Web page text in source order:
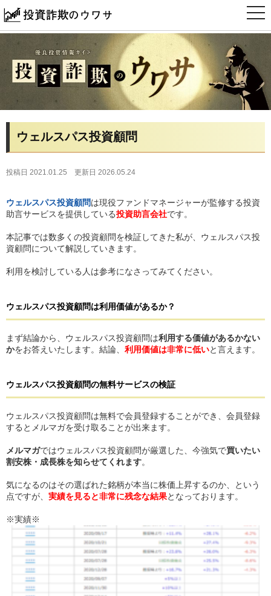
t
o
g
a
i
a
ウェルスパス投資顧問
投稿日 2021.01.25 更新日 2026.05.24
ウェルスパス投資顧問は現役ファンドマネージャーが監修する投資
助言サービスを提供している投資助言会社です。
本記事では数多くの投資顧問を検証してきた私が、ウェルスパス投
資顧問について解説していきます。
利用を検討している人は参考になさってみてください。
ウェルスパス投資顧問は利用価値があるか？
まず結論から、ウェルスパス投資顧問は利用する価値があるかない
かをお答えいたします。結論、 利用価値は非常に低いと言えます。
ウェルスパス投資顧問の無料サービスの検証
ウェルスパス投資顧問は無料で会員登録することができ、会員登録
するとメルマガを受け取ることが出来ます。
メルマガではウェルスパス投資顧問が厳選した、今強気で買いたい
割安株・成長株を知らせてくれます。
気になるのはその選ばれた銘柄が本当に株価上昇するのか、という
点ですが、 実績を見ると非常に残念な結果となっております。
※実績※